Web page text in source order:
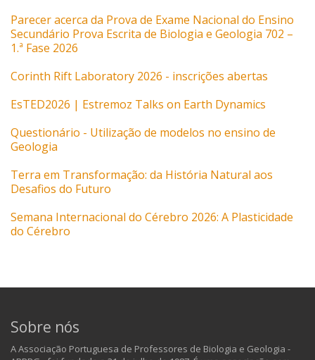
Parecer acerca da Prova de Exame Nacional do Ensino
Secundário Prova Escrita de Biologia e Geologia 702 –
1.ª Fase 2026
Corinth Rift Laboratory 2026 - inscrições abertas
EsTED2026 | Estremoz Talks on Earth Dynamics
Questionário - Utilização de modelos no ensino de
Geologia
Terra em Transformação: da História Natural aos
Desafios do Futuro
Semana Internacional do Cérebro 2026: A Plasticidade
do Cérebro
Sobre nós
A Associação Portuguesa de Professores de Biologia e Geologia -